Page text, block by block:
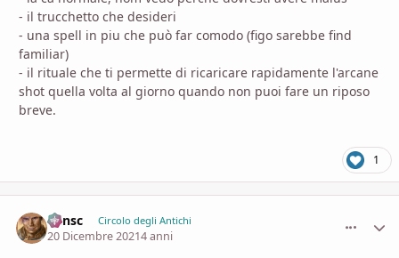
- il trucchetto che desideri
- una spell in piu che può far comodo (figo sarebbe find
familiar)
- il rituale che ti permette di ricaricare rapidamente l'arcane
shot quella volta al giorno quando non puoi fare un riposo
breve.
1
Minsc Circolo degli Antichi
20 Dicembre 20214 anni